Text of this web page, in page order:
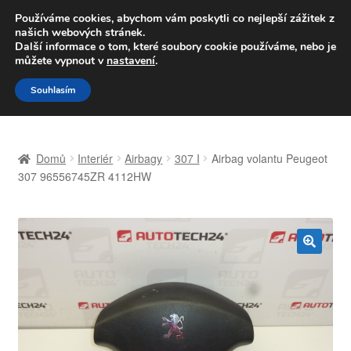
DOPRAVA od 139,-Kč
Volejte po-pá 9-16 704 494 494
Přeskočit
na
navigaci
Přejít
k
obsahu
Celosvětová doprava
Domů Interiér Airbagy 307 I
Airbag volantu Peugeot
307 96556745ZR 4112HW
Používáme cookies, abychom vám poskytli co nejlepší zážitek z
našich webových stránek.
Další informace o tom, které soubory cookie používáme, nebo je
můžete vypnout v nastavení.
Souhlasím